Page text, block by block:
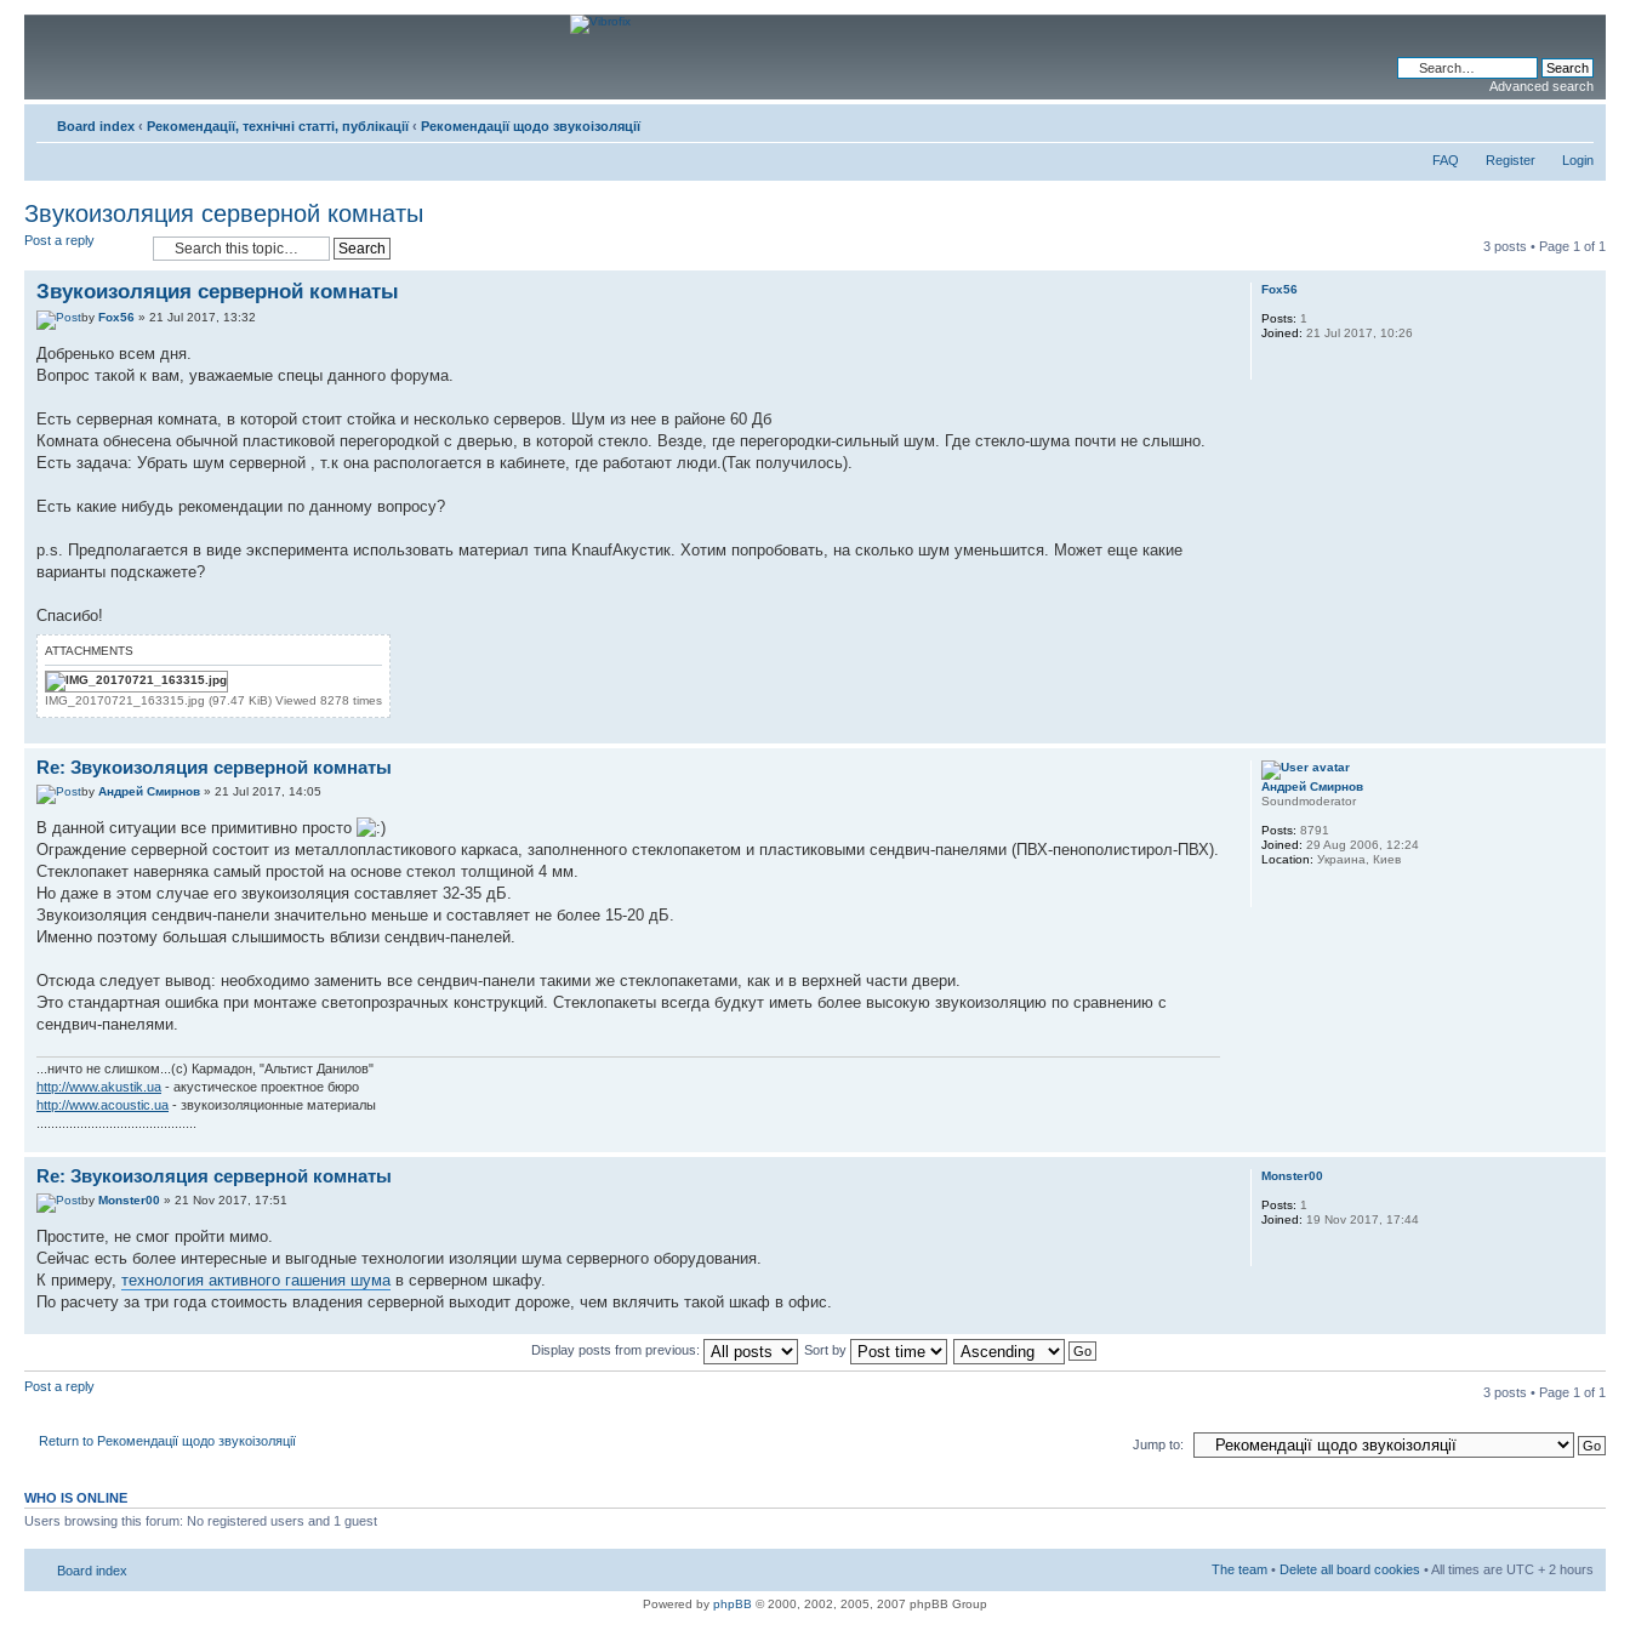
Advanced search
Board index ‹ Рекомендації, технічні статті, публікації ‹ Рекомендації щодо звукоізоляції
FAQ Register Login
Звукоизоляция серверной комнаты
Post a reply 3 posts • Page 1 of 1
Звукоизоляция серверной комнаты
by Fox56 » 21 Jul 2017, 13:32
Добренько всем дня.
Вопрос такой к вам, уважаемые спецы данного форума.
Есть серверная комната, в которой стоит стойка и несколько серверов. Шум из нее в районе 60 Дб
Комната обнесена обычной пластиковой перегородкой с дверью, в которой стекло. Везде, где перегородки-сильный шум. Где стекло-шума почти не слышно.
Есть задача: Убрать шум серверной , т.к она распологается в кабинете, где работают люди.(Так получилось).
Есть какие нибудь рекомендации по данному вопросу?
p.s. Предполагается в виде эксперимента использовать материал типа KnaufАкустик. Хотим попробовать, на сколько шум уменьшится. Может еще какие
варианты подскажете?
Спасибо!
ATTACHMENTS
IMG_20170721_163315.jpg (97.47 KiB) Viewed 8278 times
Fox56
Posts: 1
Joined: 21 Jul 2017, 10:26
Re: Звукоизоляция серверной комнаты
by Андрей Смирнов » 21 Jul 2017, 14:05
В данной ситуации все примитивно просто
Ограждение серверной состоит из металлопластикового каркаса, заполненного стеклопакетом и пластиковыми сендвич-панелями (ПВХ-пенополистирол-ПВХ).
Стеклопакет наверняка самый простой на основе стекол толщиной 4 мм.
Но даже в этом случае его звукоизоляция составляет 32-35 дБ.
Звукоизоляция сендвич-панели значительно меньше и составляет не более 15-20 дБ.
Именно поэтому большая слышимость вблизи сендвич-панелей.
Отсюда следует вывод: необходимо заменить все сендвич-панели такими же стеклопакетами, как и в верхней части двери.
Это стандартная ошибка при монтаже светопрозрачных конструкций. Стеклопакеты всегда будкут иметь более высокую звукоизоляцию по сравнению с
сендвич-панелями.
...ничто не слишком...(с) Кармадон, "Альтист Данилов"
http://www.akustik.ua - акустическое проектное бюро
http://www.acoustic.ua - звукоизоляционные материалы
Андрей Смирнов
Soundmoderator
Posts: 8791
Joined: 29 Aug 2006, 12:24
Location: Украина, Киев
Re: Звукоизоляция серверной комнаты
by Monster00 » 21 Nov 2017, 17:51
Простите, не смог пройти мимо.
Сейчас есть более интересные и выгодные технологии изоляции шума серверного оборудования.
К примеру, технология активного гашения шума в серверном шкафу.
По расчету за три года стоимость владения серверной выходит дороже, чем вклячить такой шкаф в офис.
Monster00
Posts: 1
Joined: 19 Nov 2017, 17:44
Display posts from previous: Sort by
Post a reply 3 posts • Page 1 of 1
Return to Рекомендації щодо звукоізоляції Jump to:
WHO IS ONLINE
Users browsing this forum: No registered users and 1 guest
Board index The team • Delete all board cookies • All times are UTC + 2 hours
Powered by phpBB © 2000, 2002, 2005, 2007 phpBB Group